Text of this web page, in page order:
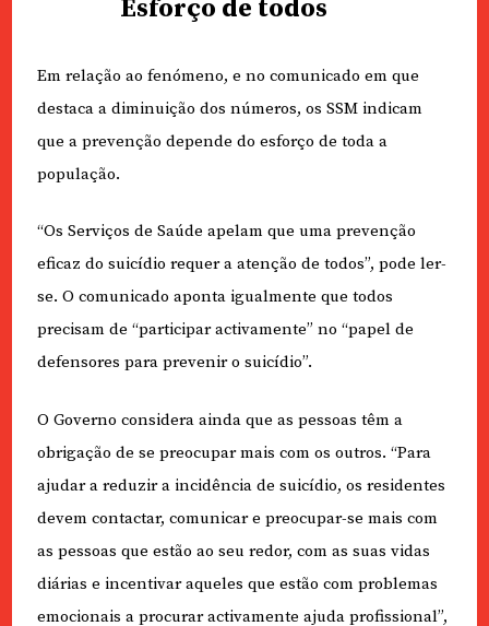
Esforço de todos
Em relação ao fenómeno, e no comunicado em que
destaca a diminuição dos números, os SSM indicam
que a prevenção depende do esforço de toda a
população.
“Os Serviços de Saúde apelam que uma prevenção
eficaz do suicídio requer a atenção de todos”, pode ler-
se. O comunicado aponta igualmente que todos
precisam de “participar activamente” no “papel de
defensores para prevenir o suicídio”.
O Governo considera ainda que as pessoas têm a
obrigação de se preocupar mais com os outros. “Para
ajudar a reduzir a incidência de suicídio, os residentes
devem contactar, comunicar e preocupar-se mais com
as pessoas que estão ao seu redor, com as suas vidas
diárias e incentivar aqueles que estão com problemas
emocionais a procurar activamente ajuda profissional”,